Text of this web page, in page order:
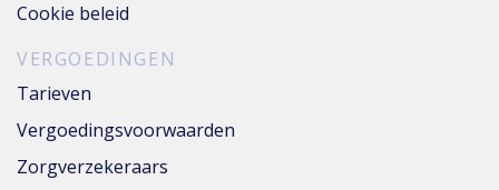
Cookie beleid
VERGOEDINGEN
Tarieven
Vergoedingsvoorwaarden
Zorgverzekeraars